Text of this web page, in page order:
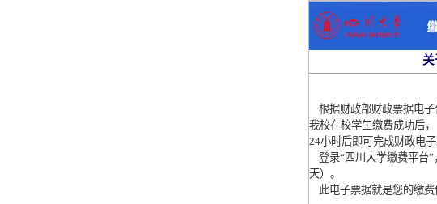
根据财政部财政票据电子
我校在校学生缴费成功后，
24小时后即可完成财政电
登录“四川大学缴费平台”
天）。
此电子票据就是您的缴费